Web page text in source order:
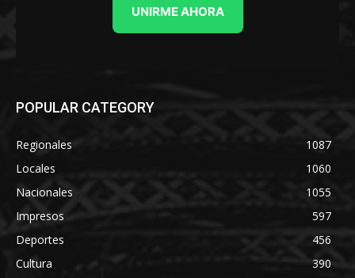
UNIRME AHORA
POPULAR CATEGORY
Regionales
1087
Locales
1060
Nacionales
1055
Impresos
597
Deportes
456
Cultura
390